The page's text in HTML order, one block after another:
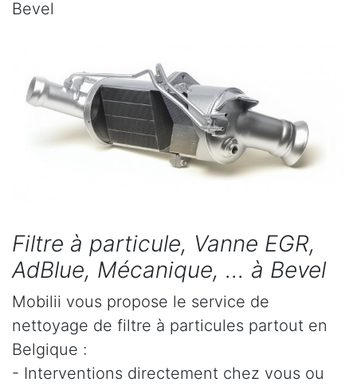
Bevel
Filtre à particule, Vanne EGR,
AdBlue, Mécanique, ... à Bevel
Mobilii vous propose le service de
nettoyage de filtre à particules partout en
Belgique :
- Interventions directement chez vous ou